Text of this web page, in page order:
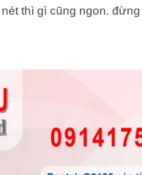
thì gì cũng ngon.